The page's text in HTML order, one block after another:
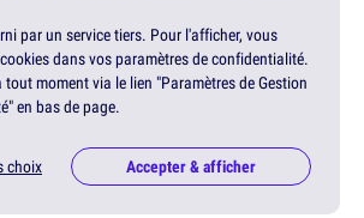
par un service tiers. Pour l'afficher, vous
dans vos paramètres de confidentialité.
moment via le lien "Paramètres de Gestion
en bas de page.
choix Accepter & afficher